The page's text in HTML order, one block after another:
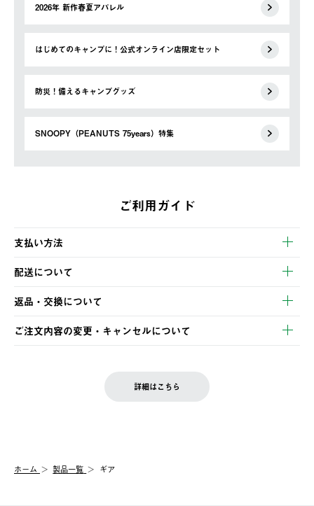
2026年 新作春夏アパレル
はじめてのキャンプに！公式オンライン店限定セット
防災！備えるキャンプグッズ
SNOOPY（PEANUTS 75years）特集
ご利用ガイド
支払い方法
以下のいずれかの方法でお支払いいただけます。
・クレジットカード決済
・コンビニ決済
・Pay-easy決済
配送について
【発送スケジュール】
ご注文・ご入金完了より2営業日以内に商品を発送いたします。
土日祝の発送はございませんので、木曜日以降のご注文は週明け
の発送となる場合がございます。
【配送業者】
佐川急便にて配送されます。
返品・交換について
※お客様都合の場合
お客様都合の返品にかかる送料は、お客様ご負担とさせていただ
一度お手元の商品を返品いただき、ご希望商品を再注文してくだ
ご注文内容の変更・キャンセルについて
LOGOS FAMILY会員の方は、会員マイページ内 購入履歴画面に
詳細はこちら
ホーム 製品一覧 ギア